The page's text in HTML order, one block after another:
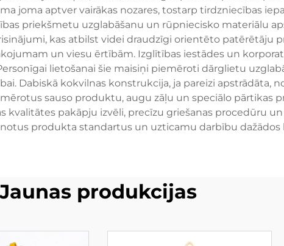
joma aptver vairākas nozares, tostarp tirdzniecības
priekšmetu uzglabāšanu un rūpniecisko materiālu
kas atbilst videi draudzīgi orientēto patērētāju
un viesu ērtībām. Izglītības iestādes un
lietošanai šie maisiņi piemēroti dārglietu
Dabiskā kokvilnas konstrukcija, ja pareizi apstrādāta,
sauso produktu, augu zāļu un speciālo pārtikas
kvalitātes pakāpju izvēli, precīzu griešanas procedūru
produkta standartus un uzticamu darbību dažādos
Jaunas produkcijas